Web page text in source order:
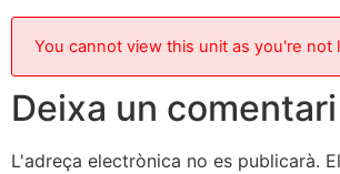
You cannot view this unit as you're not
Deixa un comentari
L'adreça electrònica no es publicarà.